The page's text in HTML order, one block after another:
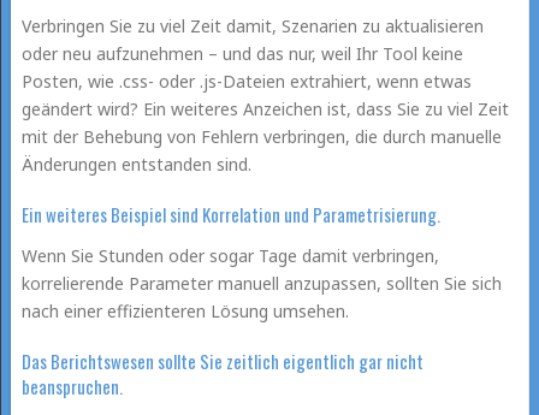
Verbringen Sie zu viel Zeit damit, Szenarien zu aktualisieren
oder neu aufzunehmen – und das nur, weil Ihr Tool keine
Posten, wie .css- oder .js-Dateien extrahiert, wenn etwas
geändert wird? Ein weiteres Anzeichen ist, dass Sie zu viel Zeit
mit der Behebung von Fehlern verbringen, die durch manuelle
Änderungen entstanden sind.
Ein weiteres Beispiel sind Korrelation und Parametrisierung.
Wenn Sie Stunden oder sogar Tage damit verbringen,
korrelierende Parameter manuell anzupassen, sollten Sie sich
nach einer effizienteren Lösung umsehen.
Das Berichtswesen sollte Sie zeitlich eigentlich gar nicht
beanspruchen.